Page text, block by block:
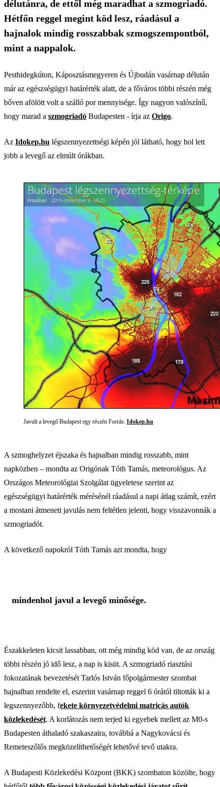
délutánra, de ettől még maradhat a szmogriadó.
Hétfőn reggel megint köd lesz, ráadásul a
hajnalok mindig rosszabbak szmogszempontból,
mint a nappalok.
Pesthidegkúton, Káposztásmegyeren és Újbudán vasárnap délután
már az egészségügyi határérték alatt, de a főváros többi részén még
bőven afölött volt a szálló por mennyisége. Így nagyon valószínű,
hogy marad a szmogriadó Budapesten - írja az Origo.
Az Idokep.hu légszennyezettségi képén jól látható, hogy hol lett
jobb a levegő az elmúlt órákban.
Javult a levegő Budapest egy részén Forrás: Idokep.hu
A szmoghelyzet éjszaka és hajnalban mindig rosszabb, mint
napközben – mondta az Origónak Tóth Tamás, meteorológus. Az
Országos Meteorológiai Szolgálat ügyeletese szerint az
egészségügyi határérték mérésénél ráadásul a napi átlag számít, ezért
a mostani átmeneti javulás nem feltétlen jelenti, hogy visszavonnák a
szmogriadót.
A következő napokról Tóth Tamás azt mondta, hogy
mindenhol javul a levegő minősége.
Északkeleten kicsit lassabban, ott még mindig köd van, de az ország
többi részén jó idő lesz, a nap is kisüt. A szmogriadó riasztási
fokozatának bevezetését Tarlós István főpolgármester szombat
hajnalban rendelte el, eszerint vasárnap reggel 6 órától tiltották ki a
legszennyezőbb, fekete környezetvédelmi matricás autók
közlekedését. A korlátozás nem terjed ki egyebek mellett az M0-s
Budapesten áthaladó szakaszaira, továbbá a Nagykovácsi és
Remeteszőlős megközelíthetőségét lehetővé tevő utakra.
A Budapesti Közlekedési Központ (BKK) szombaton közölte, hogy